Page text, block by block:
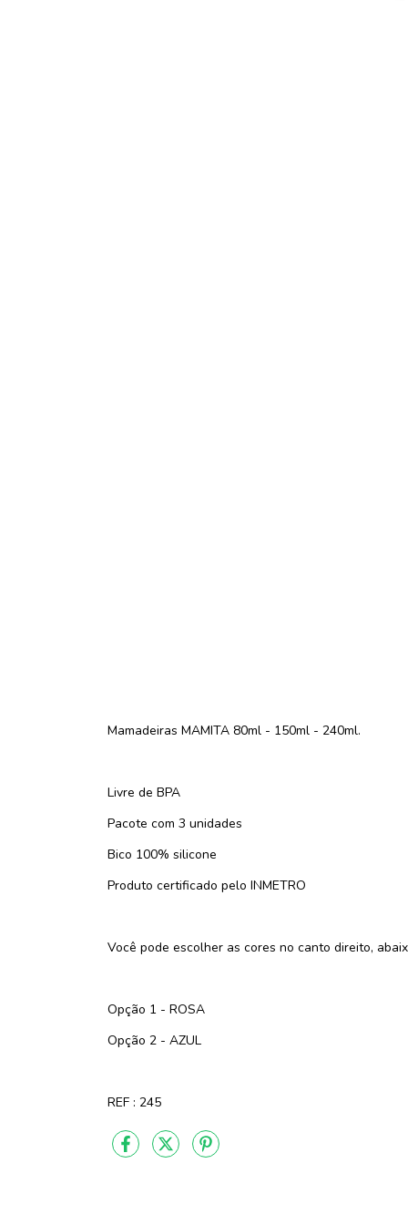
Mamadeiras MAMITA 80ml - 150ml - 240ml.
Livre de BPA
Pacote com 3 unidades
Bico 100% silicone
Produto certificado pelo INMETRO
Você pode escolher as cores no canto direito,
Opção 1 - ROSA
Opção 2 - AZUL
REF : 245